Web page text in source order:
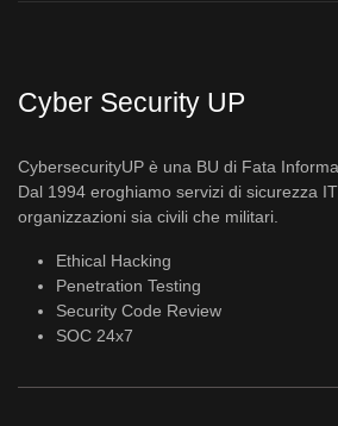
Cyber Security UP
CybersecurityUP è una BU di Fata
Dal 1994 eroghiamo servizi di sicurezza
organizzazioni sia civili che militari.
Ethical Hacking
Penetration Testing
Security Code Review
SOC 24x7